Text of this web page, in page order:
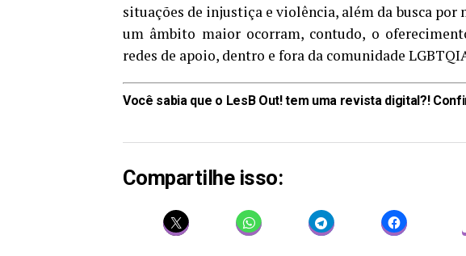
situações de injustiça e violência, além da busca
um âmbito maior ocorram, contudo, o
redes de apoio, dentro e fora da comunidade
Você sabia que o LesB Out! tem uma revista digital?!
Compartilhe isso: